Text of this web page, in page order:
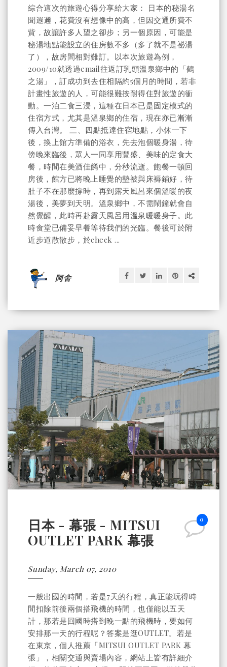
綜合這次的旅遊心得分享給大家： 日本的秘湯名
聞遐邇，花費沒有想像中的高，但因交通所費不
貲，故讓許多人望之卻步；另一個原因，可能是
秘湯地點能設立的住房數不多（多了就不是祕湯
了），故房間相對難訂。以本次旅遊為例，
2009/10就透過email往返訂乳頭溫泉鄉中的「鶴
之湯」，訂成功到去住相隔約5個月的時間，若非
計畫性旅遊的人，可能很難按耐得住對旅遊的衝
動。一泊二食三浸，這種在日本已是固定模式的
住宿方式，尤其是溫泉鄉的住宿，現在亦已漸漸
傳入台灣。 三、四點抵達住宿地點，小休一下
後，換上館方準備的浴衣，先去泡個暖身湯，待
傍晚來臨後，眾人一同享用豐盛、美味的定食大
餐，時間在美酒佳餚中，分秒流逝。飽餐一頓回
房後，館方已將晚上睡覺的墊被與床褥鋪好，待
肚子不在那麼撐時，再到露天風呂來個溫暖的夜
湯後，美夢到天明。溫泉鄉中，不需鬧鐘就會自
然覺醒，此時再赴露天風呂用溫泉暖暖身子。此
時食堂已備妥早餐等待我們的光臨。餐後可於附
近步道散散步，於check ...
阿舍
0
日本 - 幕張 - MITSUI
OUTLET PARK 幕張
Sunday, March 07, 2010
一般出國的時間，若是7天的行程，真正能玩得時
間扣除前後兩個搭飛機的時間，也僅能以五天
計，那若是回國時搭到晚一點的飛機時，要如何
安排那一天的行程呢？答案是逛OUTLET。若是
在東京，個人推薦「MITSUI OUTLET PARK 幕
張」，相關交通與賣場內容，網站上皆有詳細介